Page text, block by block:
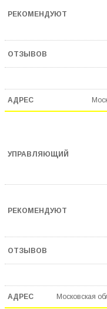
Московская